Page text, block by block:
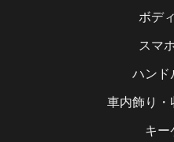
ボデ
スマ
ハンド
車内飾り・
キー